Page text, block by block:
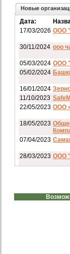
Новые
Дата:
17/03/2026 ООО
30/11/2024 ооо
05/03/2024 ООО
05/02/2024
16/01/2024
11/10/2023
22/05/2023 ООО
18/05/2023
07/04/2023
28/03/2023 ООО
20/02/2023